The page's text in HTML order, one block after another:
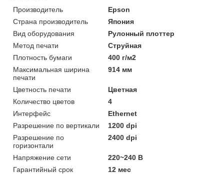
Производитель
Epson
Страна производитель
Япония
Вид оборудования
Рулонный плоттер
Метод печати
Струйная
Плотность бумаги
400 г/м2
Максимальная ширина
печати
914 мм
Цветность печати
Цветная
Количество цветов
4
Интерфейс
Ethernet
Разрешение по вертикали
1200 dpi
Разрешение по
горизонтали
2400 dpi
Напряжение сети
220~240 В
Гарантийный срок
12 мес